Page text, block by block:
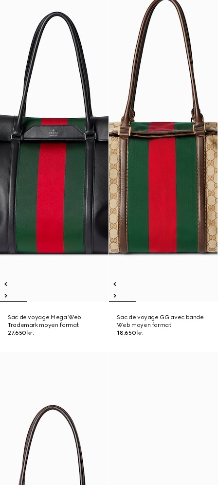
Sac de voyage Mega Web
Trademark moyen format
27.650 kr.
Sac de voyage GG avec bande
Web moyen format
18.650 kr.